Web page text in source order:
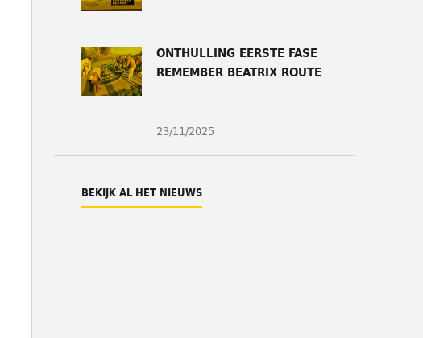
ONTHULLING EERSTE FASE
REMEMBER BEATRIX ROUTE
23/11/2025
BEKIJK AL HET NIEUWS